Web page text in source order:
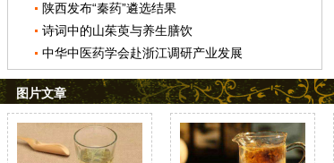
陕西发布“秦药”遴选结果
诗词中的山茱萸与养生膳饮
中华中医药学会赴浙江调研产业发展
图片文章